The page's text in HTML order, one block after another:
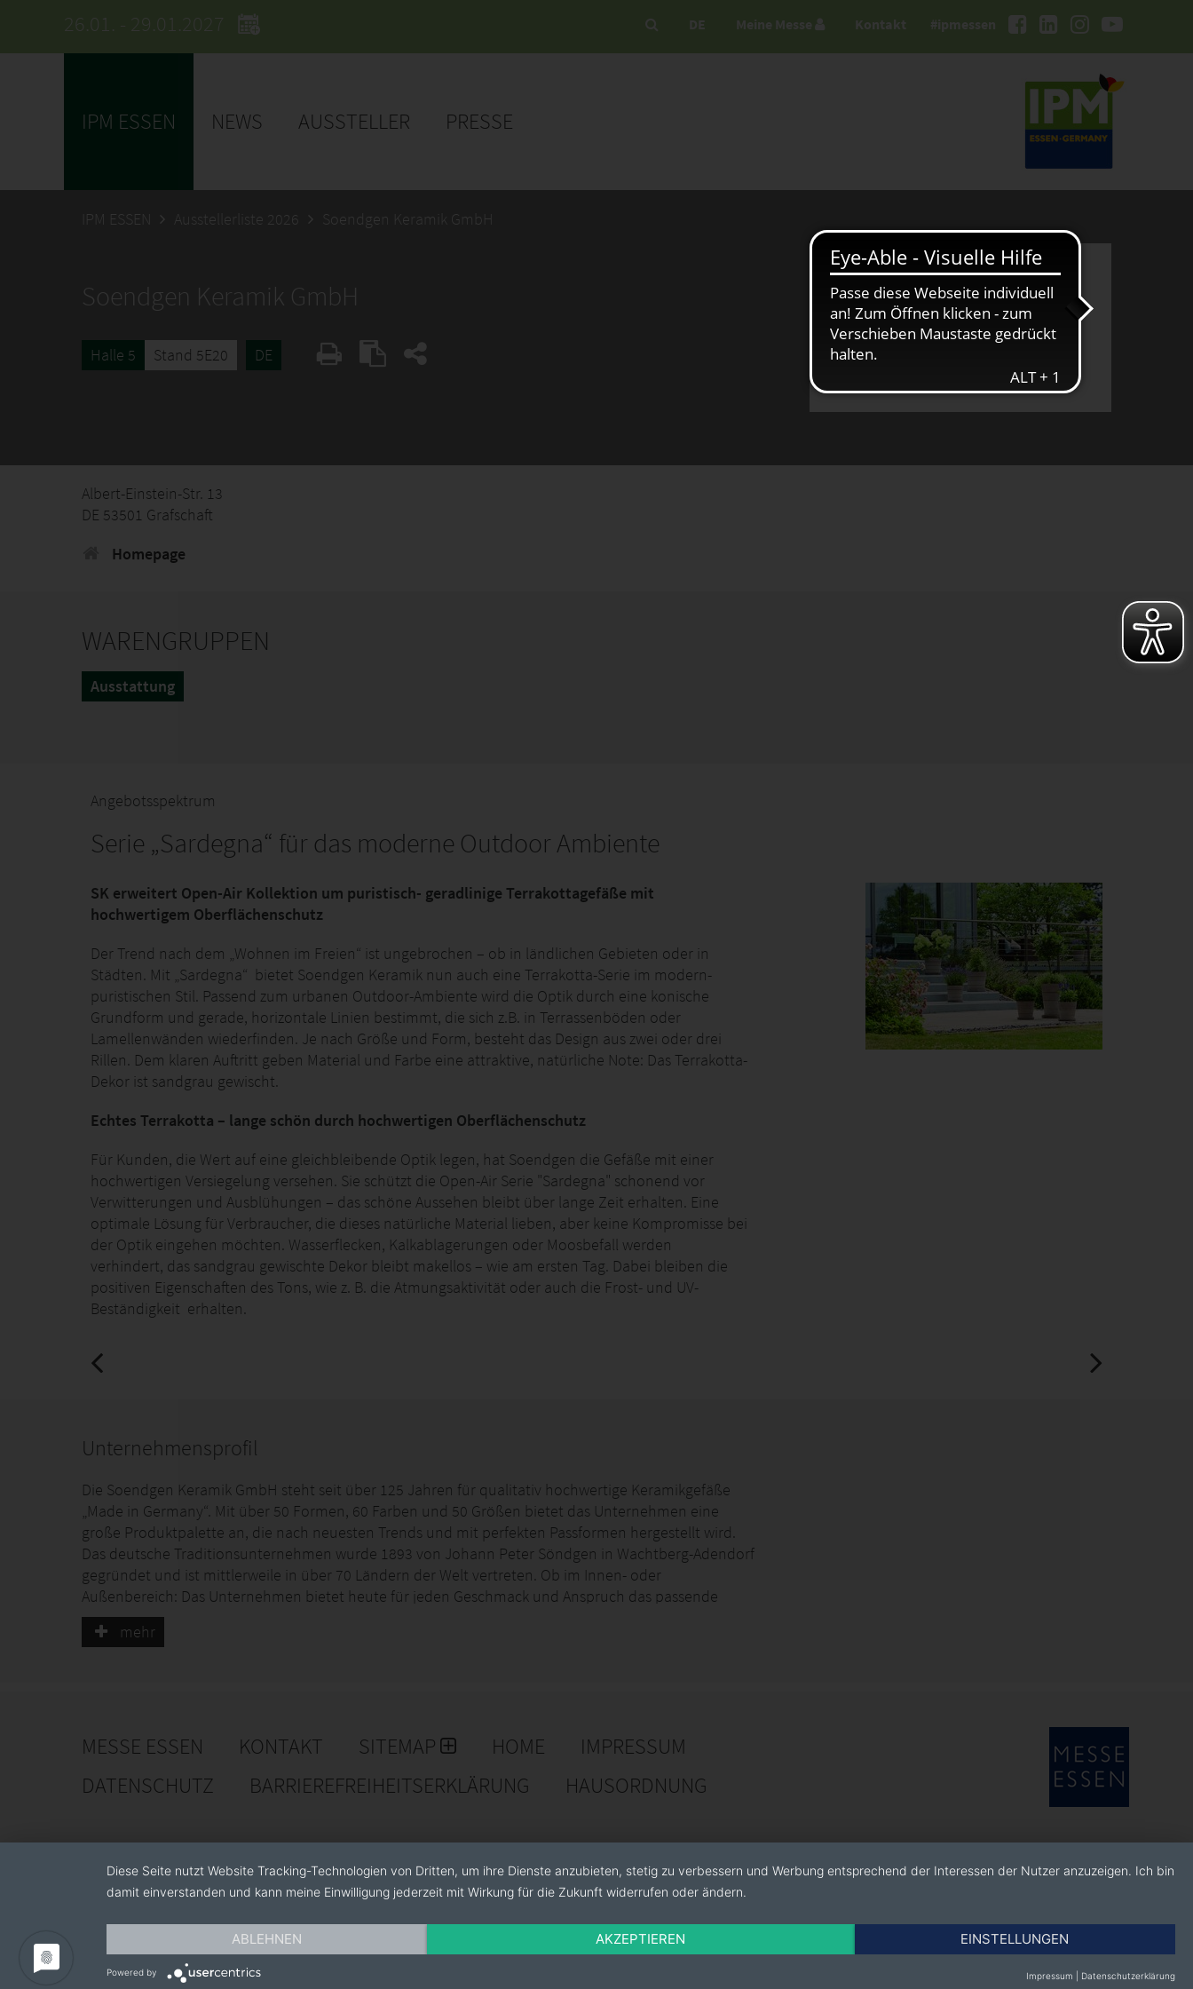
26.01. - 29.01.2027 #ipmessen
DE Meine Messe Kontakt
IPM ESSEN NEWS AUSSTELLER PRESSE
IPM ESSEN Ausstellerliste 2026 Soendgen Keramik GmbH
Soendgen Keramik GmbH
Halle 5 Stand 5E20 DE
Albert-Einstein-Str. 13
DE 53501 Grafschaft
Homepage
WARENGRUPPEN
Ausstattung
Angebotsspektrum
Serie „Sardegna“ für das moderne Outdoor Ambiente
SK erweitert Open-Air Kollektion um puristisch- geradlinige Terrakottagefäße mit
hochwertigem Oberflächenschutz
Der Trend nach dem „Wohnen im Freien“ ist ungebrochen – ob in ländlichen Gebieten oder in
Städten. Mit „Sardegna“ bietet Soendgen Keramik nun auch eine Terrakotta-Serie im modern-
puristischen Stil. Passend zum urbanen Outdoor-Ambiente wird die Optik durch eine konische
Grundform und gerade, horizontale Linien bestimmt, die sich z.B. in Terrassenböden oder
Lamellenwänden wiederfinden. Je nach Größe und Form, besteht das Design aus zwei oder drei
Rillen. Dem klaren Auftritt geben Material und Farbe eine attraktive, natürliche Note: Das Terrakotta-
Dekor ist sandgrau gewischt.
Echtes Terrakotta – lange schön durch hochwertigen Oberflächenschutz
Für Kunden, die Wert auf eine gleichbleibende Optik legen, hat Soendgen die Gefäße mit einer
hochwertigen Versiegelung versehen. Sie schützt die Open-Air Serie "Sardegna" schonend vor
Verwitterungen und Ausblühungen – das schöne Aussehen bleibt über lange Zeit erhalten. Eine
optimale Lösung für Verbraucher, die dieses natürliche Material lieben, aber keine Kompromisse bei
der Optik eingehen möchten. Wasserflecken, Kalkablagerungen oder Moosbefall werden
verhindert, das sandgrau gewischte Dekor bleibt makellos – wie am ersten Tag. Dabei bleiben die
positiven Eigenschaften des Tons, wie z. B. die Atmungsaktivität oder auch die Frost- und UV-
Beständigkeit erhalten.
Unternehmensprofil
Die Soendgen Keramik GmbH steht seit über 125 Jahren für qualitativ hochwertige Keramikgefäße
„Made in Germany“. Mit über 50 Formen, 60 Farben und 50 Größen bietet das Unternehmen eine
große Produktpalette an, die nach neuesten Trends und mit perfekten Passformen hergestellt wird.
Das deutsche Traditionsunternehmen wurde 1893 von Johann Peter Söndgen in Wachtberg-Adendorf
gegründet und ist mittlerweile in über 70 Ländern der Welt vertreten. Ob im Innen- oder
Außenbereich: Das Unternehmen bietet heute für jeden Geschmack und Anspruch das passende
Keramikgefäß und präsentiert damit Pflanzen in ihrer schönsten Form.
mehr
MESSE ESSEN KONTAKT SITEMAP HOME
IMPRESSUM
DATENSCHUTZ
BARRIEREFREIHEITSERKLÄRUNG HAUSORDNUNG
Diese Seite nutzt Website Tracking-Technologien von Dritten, um ihre Dienste anzubieten, stetig zu verbessern und Werbung entsprechend der Interessen der Nutzer anzuzeigen. Ich bin
damit einverstanden und kann meine Einwilligung jederzeit mit Wirkung für die Zukunft widerrufen oder ändern.
ABLEHNEN AKZEPTIEREN EINSTELLUNGEN
Powered by Impressum Datenschutzerklärung